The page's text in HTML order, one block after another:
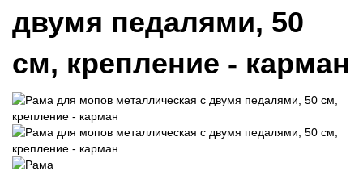
двумя педалями, 50
см, крепление - карман